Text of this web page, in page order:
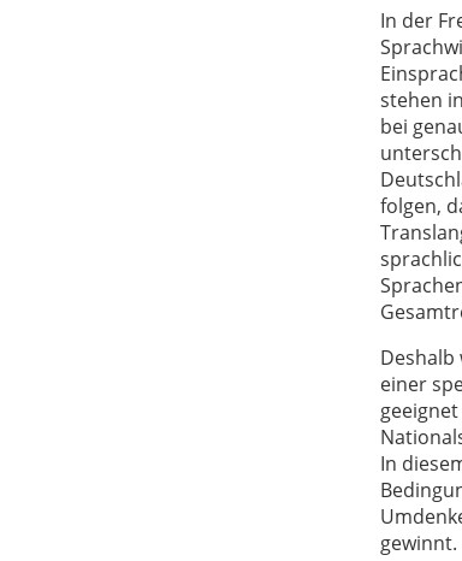
In der
stehen
bei
folgen,
einer
In
gewinnt.